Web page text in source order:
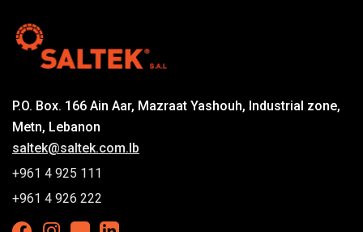
P.O. Box. 166 Ain Aar, Mazraat Yashouh, Industrial zone,
Metn, Lebanon
saltek@saltek.com.lb
+961 4 925 111
+961 4 926 222